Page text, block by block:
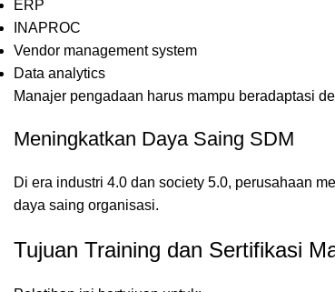
ERP
INAPROC
Vendor management system
Data analytics
Manajer pengadaan harus mampu beradaptasi
Meningkatkan Daya Saing SDM
Di era industri 4.0 dan society 5.0, perusahaan
daya saing organisasi.
Tujuan Training dan Sertifikasi